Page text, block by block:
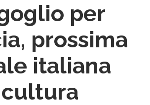
per
prossima
italiana